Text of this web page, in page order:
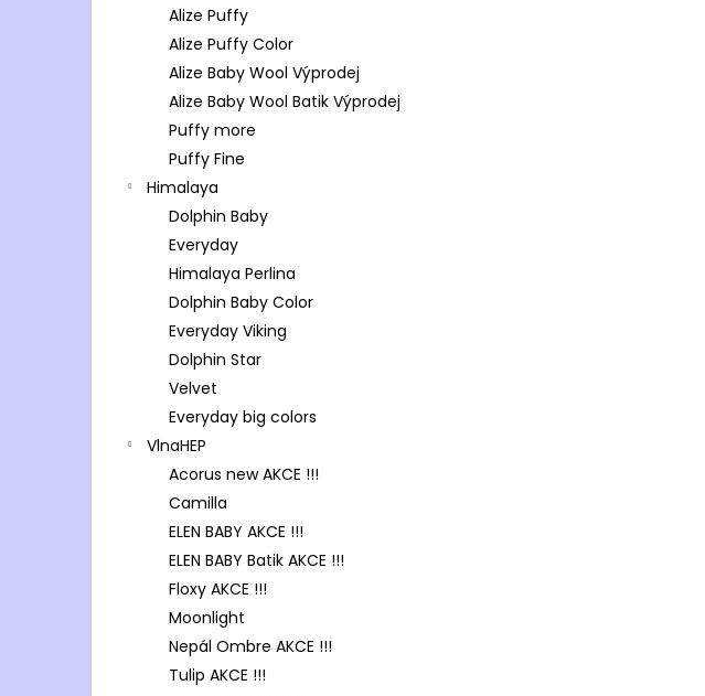
Alize Puffy
Alize Puffy Color
Alize Baby Wool Výprodej
Alize Baby Wool Batik Výprodej
Puffy more
Puffy Fine
Himalaya
Dolphin Baby
Everyday
Himalaya Perlina
Dolphin Baby Color
Everyday Viking
Dolphin Star
Velvet
Everyday big colors
VlnaHEP
Acorus new AKCE !!!
Camilla
ELEN BABY AKCE !!!
ELEN BABY Batik AKCE !!!
Floxy AKCE !!!
Moonlight
Nepál Ombre AKCE !!!
Tulip AKCE !!!